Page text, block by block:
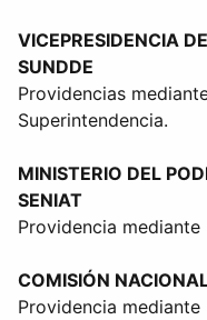
VICEPRESIDENCIA
SUNDDE
Providencias
Superintendencia.
MINISTERIO DEL
SENIAT
Providencia
COMISIÓN
Providencia